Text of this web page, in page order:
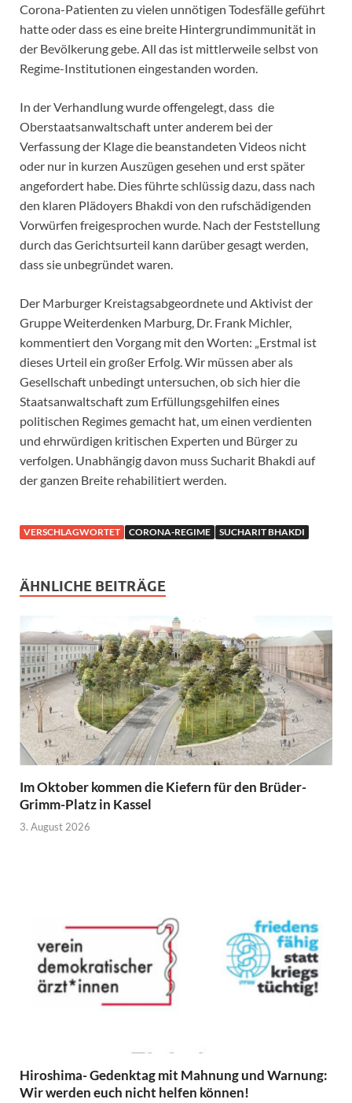
Corona-Patienten zu vielen unnötigen Todesfälle geführt
hatte oder dass es eine breite Hintergrundimmunität in
der Bevölkerung gebe. All das ist mittlerweile selbst von
Regime-Institutionen eingestanden worden.
In der Verhandlung wurde offengelegt, dass die
Oberstaatsanwaltschaft unter anderem bei der
Verfassung der Klage die beanstandeten Videos nicht
oder nur in kurzen Auszügen gesehen und erst später
angefordert habe. Dies führte schlüssig dazu, dass nach
den klaren Plädoyers Bhakdi von den rufschädigenden
Vorwürfen freigesprochen wurde. Nach der Feststellung
durch das Gerichtsurteil kann darüber gesagt werden,
dass sie unbegründet waren.
Der Marburger Kreistagsabgeordnete und Aktivist der
Gruppe Weiterdenken Marburg, Dr. Frank Michler,
kommentiert den Vorgang mit den Worten: „Erstmal ist
dieses Urteil ein großer Erfolg. Wir müssen aber als
Gesellschaft unbedingt untersuchen, ob sich hier die
Staatsanwaltschaft zum Erfüllungsgehilfen eines
politischen Regimes gemacht hat, um einen verdienten
und ehrwürdigen kritischen Experten und Bürger zu
verfolgen. Unabhängig davon muss Sucharit Bhakdi auf
der ganzen Breite rehabilitiert werden.
VERSCHLAGWORTET CORONA-REGIME SUCHARIT BHAKDI
ÄHNLICHE BEITRÄGE
Im Oktober kommen die Kiefern für den Brüder-
Grimm-Platz in Kassel
3. August 2026
Hiroshima- Gedenktag mit Mahnung und Warnung:
Wir werden euch nicht helfen können!